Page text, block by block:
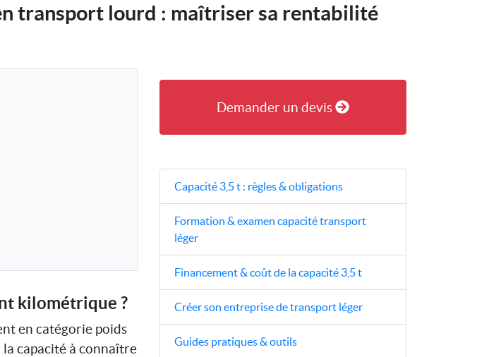
transport lourd : maîtriser sa rentabilité
kilométrique ?
en catégorie poids
capacité à connaître
Demander un devis
Capacité 3,5 t : règles & obligations
Formation & examen capacité transport
léger
Financement & coût de la capacité 3,5 t
Créer son entreprise de transport léger
Guides pratiques & outils